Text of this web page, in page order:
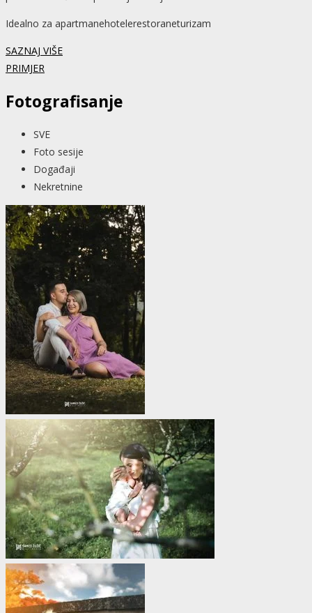
Idealno za apartmanehotelerestoraneturizam
SAZNAJ VIŠE
PRIMJER
Fotografisanje
SVE
Foto sesije
Događaji
Nekretnine